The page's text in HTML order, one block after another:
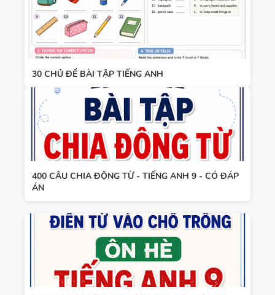
30 CHỦ ĐỀ BÀI TẬP TIẾNG ANH
400 CÂU CHIA ĐỘNG TỪ - TIẾNG ANH 9 - CÓ ĐÁP
ÁN